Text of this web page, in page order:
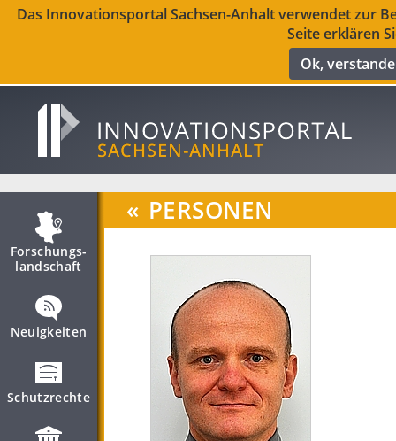
Das Innovationsportal Sachsen-Anhalt verwendet zur
Seite erklären
Ok,
Forschungs­
landschaft
Neuigkeiten
Schutzrechte
« PERSONEN